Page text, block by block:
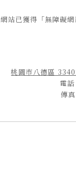
網站已獲得「無障礙網
桃園市八德區
電
傳